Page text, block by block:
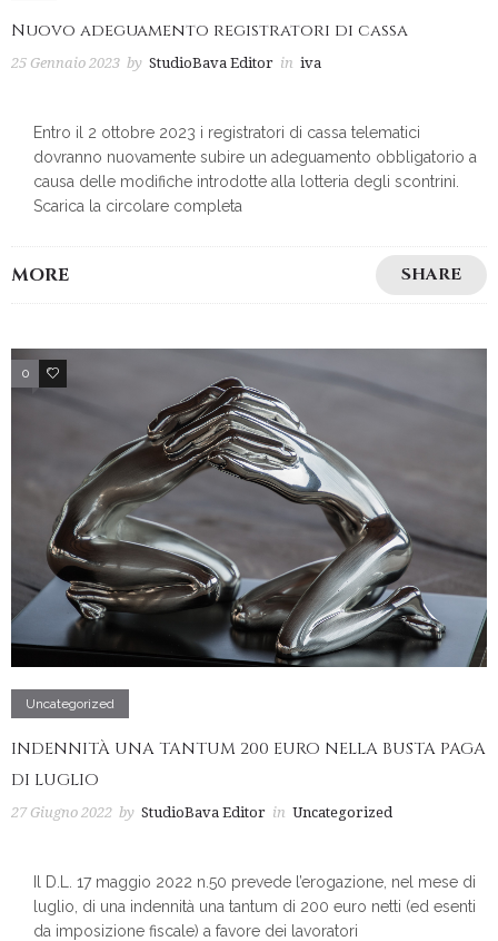
Nuovo adeguamento registratori di cassa
25 Gennaio 2023 by StudioBava Editor in iva
Entro il 2 ottobre 2023 i registratori di cassa telematici
dovranno nuovamente subire un adeguamento obbligatorio a
causa delle modifiche introdotte alla lotteria degli scontrini.
Scarica la circolare completa
MORE SHARE
0 2
Uncategorized
INDENNITÀ UNA TANTUM 200 EURO NELLA BUSTA PAGA
DI LUGLIO
27 Giugno 2022 by StudioBava Editor in Uncategorized
Il D.L. 17 maggio 2022 n.50 prevede l’erogazione, nel mese di
luglio, di una indennità una tantum di 200 euro netti (ed esenti
da imposizione fiscale) a favore dei lavoratori